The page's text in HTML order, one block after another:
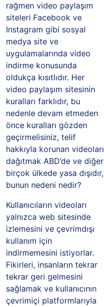
rağmen video paylaşım
siteleri Facebook ve
Instagram gibi sosyal
medya site ve
uygulamalarında video
indirme konusunda
oldukça kısıtlıdır. Her
video paylaşım sitesinin
kuralları farklıdır, bu
nedenle devam etmeden
önce kuralları gözden
geçirmelisiniz, telif
hakkıyla korunan videoları
dağıtmak ABD’de ve diğer
birçok ülkede yasa dışıdır,
bunun nedeni nedir?
Kullanıcıların videoları
yalnızca web sitesinde
izlemesini ve çevrimdışı
kullanım için
indirmemesini istiyorlar.
Fikirleri, insanların tekrar
tekrar geri gelmesini
sağlamak ve kullanıcının
çevrimiçi platformlarıyla